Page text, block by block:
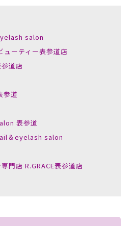
salon
ューティー表参道店
道店
参道
表参道
＆eyelash salon
門店 R.GRACE表参道店